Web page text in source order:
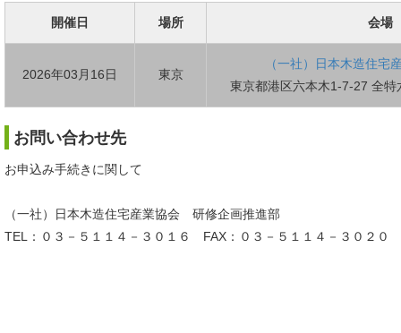
開催日 場所 会場
2026年03月16日 東京
（一社）日本木造住宅
東京都港区六本木1-7-27 全
お問い合わせ先
お申込み手続きに関して
（一社）日本木造住宅産業協会 研修企画推進部
TEL：０３－５１１４－３０１６ FAX：０３－５１１４－３０２０